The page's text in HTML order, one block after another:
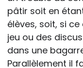
pâtir soit en
élèves, soit, si
jeu ou des
dans une
Parallèlement il